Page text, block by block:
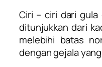
Ciri – ciri dari
ditunjukkan dari
melebihi batas
dengan gejala